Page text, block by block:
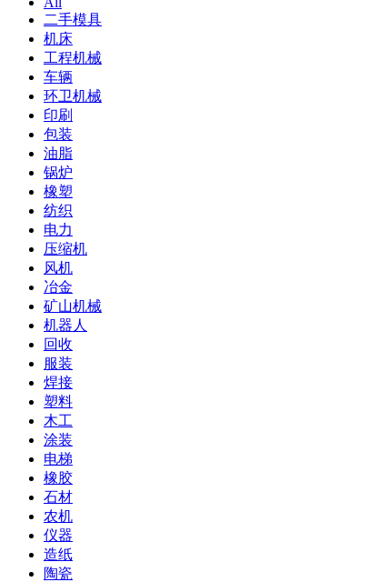
二手模具
机床
工程机械
车辆
环卫机械
印刷
包装
油脂
锅炉
橡塑
纺织
电力
压缩机
风机
冶金
矿山机械
机器人
回收
服装
焊接
塑料
木工
涂装
电梯
橡胶
石材
农机
仪器
造纸
陶瓷